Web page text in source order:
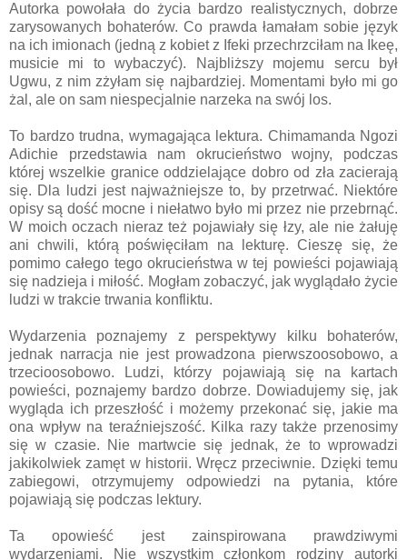
Autorka powołała do życia bardzo realistycznych, dobrze
zarysowanych bohaterów. Co prawda łamałam sobie język
na ich imionach (jedną z kobiet z Ifeki przechrzciłam na Ikeę,
musicie mi to wybaczyć). Najbliższy mojemu sercu był
Ugwu, z nim zżyłam się najbardziej. Momentami było mi go
żal, ale on sam niespecjalnie narzeka na swój los.
To bardzo trudna, wymagająca lektura. Chimamanda Ngozi
Adichie przedstawia nam okrucieństwo wojny, podczas
której wszelkie granice oddzielające dobro od zła zacierają
się. Dla ludzi jest najważniejsze to, by przetrwać. Niektóre
opisy są dość mocne i niełatwo było mi przez nie przebrnąć.
W moich oczach nieraz też pojawiały się łzy, ale nie żałuję
ani chwili, którą poświęciłam na lekturę. Cieszę się, że
pomimo całego tego okrucieństwa w tej powieści pojawiają
się nadzieja i miłość. Mogłam zobaczyć, jak wyglądało życie
ludzi w trakcie trwania konfliktu.
Wydarzenia poznajemy z perspektywy kilku bohaterów,
jednak narracja nie jest prowadzona pierwszoosobowo, a
trzecioosobowo. Ludzi, którzy pojawiają się na kartach
powieści, poznajemy bardzo dobrze. Dowiadujemy się, jak
wygląda ich przeszłość i możemy przekonać się, jakie ma
ona wpływ na teraźniejszość. Kilka razy także przenosimy
się w czasie. Nie martwcie się jednak, że to wprowadzi
jakikolwiek zamęt w historii. Wręcz przeciwnie. Dzięki temu
zabiegowi, otrzymujemy odpowiedzi na pytania, które
pojawiają się podczas lektury.
Ta opowieść jest zainspirowana prawdziwymi
wydarzeniami. Nie wszystkim członkom rodziny autorki